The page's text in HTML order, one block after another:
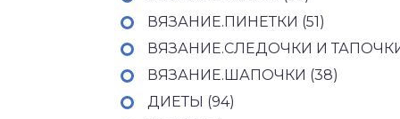
ВЯЗАНИЕ.ПИНЕТКИ (51)
ВЯЗАНИЕ.СЛЕДОЧКИ И
ВЯЗАНИЕ.ШАПОЧКИ (38)
ДИЕТЫ (94)